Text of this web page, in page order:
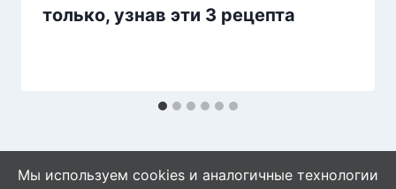
только, узнав эти 3 рецепта
Мы используем cookies и аналогичные технологии